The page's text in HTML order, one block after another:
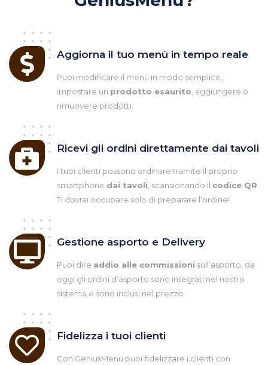
Aggiorna il tuo menù in tempo reale
Puoi modificare il menù in modo semplice,
impostare un prodotto esaurito , aggiungere o
rimuovere prodotti.
Ricevi gli ordini direttamente dai tavoli
I tuoi clienti possono ordinare tramite il proprio
smartphone dai tavoli , scansionando il codice QR
Ti dovrai occupare solo di preparare l’ordine!
Gestione asporto e Delivery
Puoi dire addio alle commissioni sull’asporto, da
oggi gli ordini d’asporto sono integrati nel nostro
sistema e sono inclusi nel prezzo.
Fidelizza i tuoi clienti
Con GeniusMenu puoi fidelizzare i clienti con